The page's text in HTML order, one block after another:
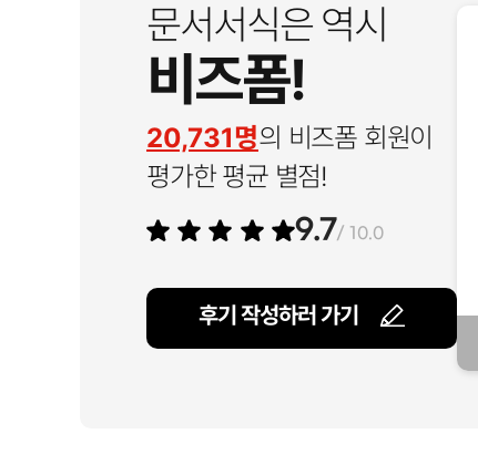
문서서식은 역시
비즈폼!
20,731명의 비즈폼 회원이
평가한 평균 별점!
9.7/ 10.0
후기 작성하러 가기